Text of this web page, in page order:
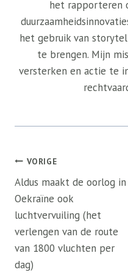
het rapporteren
het gebruik van
te brengen. Mijn
versterken en actie te
Bericht
navigatie
VORIGE
Aldus maakt de oorlog in
Oekraïne ook
luchtvervuiling (het
verlengen van de route
van 1800 vluchten per
dag)